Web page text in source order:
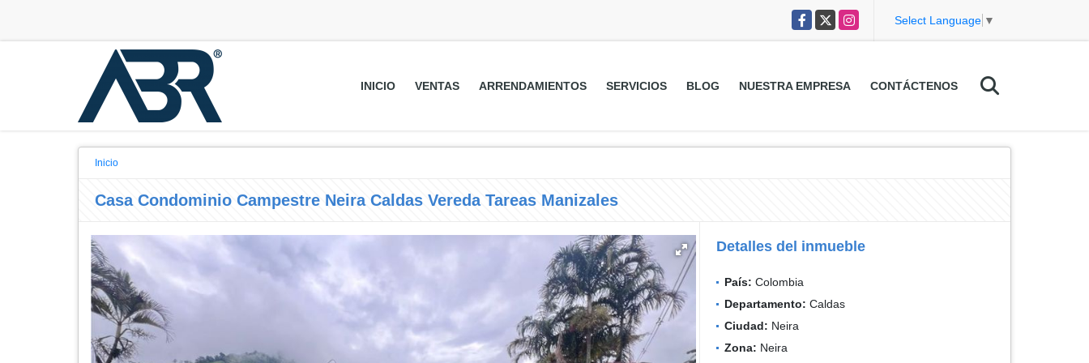
Facebook
X Instagram Select Language ▼
INICIO VENTAS ARRENDAMIENTOS SERVICIOS BLOG NUESTRA EMPRESA CONTÁCTENOS
Inicio
Casa Condominio Campestre Neira Caldas Vereda Tareas Manizales
Detalles del inmueble
País: Colombia
Departamento: Caldas
Ciudad: Neira
Zona: Neira